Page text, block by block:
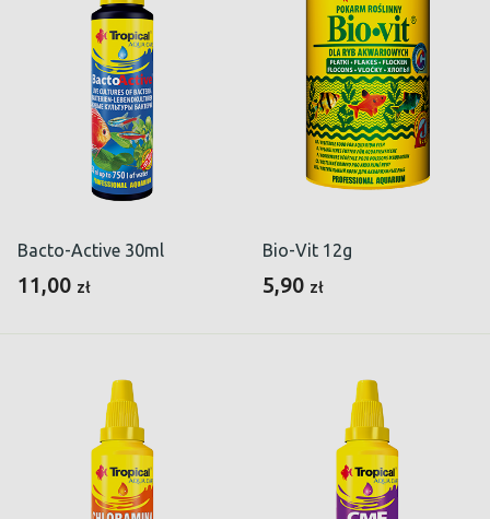
Bacto-Active 30ml
11,00 zł
Bio-Vit 12g
5,90 zł